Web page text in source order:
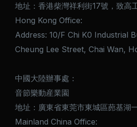
地址：香港柴灣祥利街17號，致高
Hong Kong Office:
Address: 10/F Chi K0 Industrial
Cheung Lee Street, Chai Wan,
中國大陸辦事處：
音節樂動産業園
地址：廣東省東莞市東城區蓢基湖
Mainland China Office: